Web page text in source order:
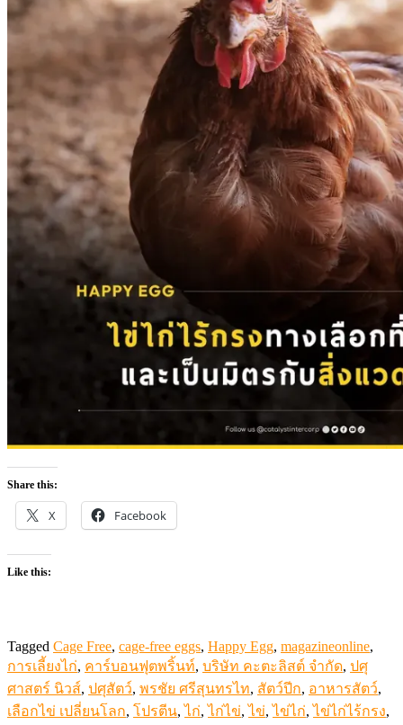
Share this:
X Facebook
Like this:
Tagged Cage Free, cage-free eggs, Happy Egg, magazineonline,
การเลี้ยงไก่, คาร์บอนฟุตพริ้นท์, บริษัท คะตะลิสต์ จำกัด, ปศุ
ศาสตร์ นิวส์, ปศุสัตว์, พรชัย ศรีสุนทรไท, สัตว์ปีก, อาหารสัตว์,
เลือกไข่ เปลี่ยนโลก, โปรตีน,ไก่,ไก่ไข่,ไข่,ไข่ไก่,ไข่ไก่ไร้กรง,